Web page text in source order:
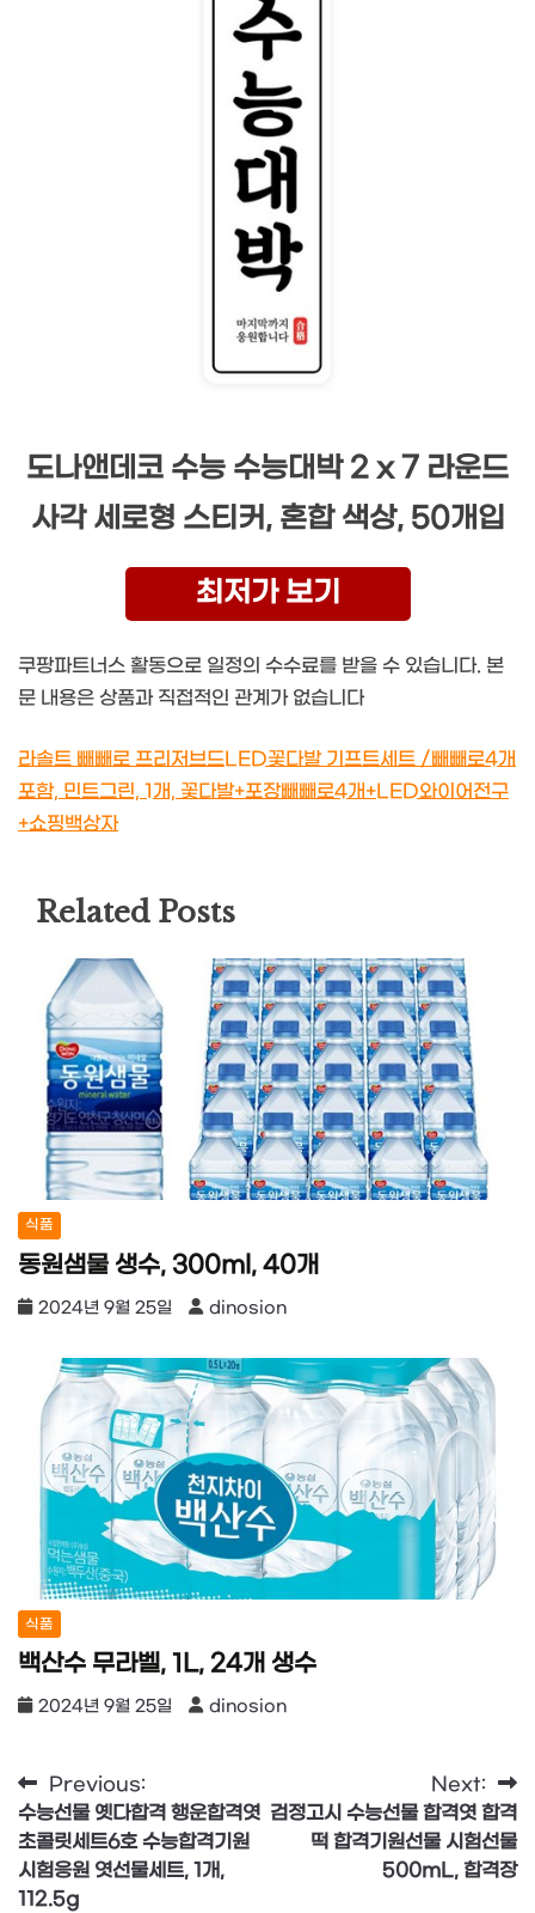
도나앤데코 수능 수능대박 2 x 7 라운드
사각 세로형 스티커, 혼합 색상, 50개입
최저가 보기
쿠팡파트너스 활동으로 일정의 수수료를 받을 수 있습니다. 본
문 내용은 상품과 직접적인 관계가 없습니다
라솔트 빼빼로 프리저브드LED꽃다발 기프트세트 /빼빼로4개
포함, 민트그린, 1개, 꽃다발+포장빼빼로4개+LED와이어전구
+쇼핑백상자
Related Posts
식품
동원샘물 생수, 300ml, 40개
2024년 9월 25일 dinosion
식품
백산수 무라벨, 1L, 24개 생수
2024년 9월 25일 dinosion
글
탐
색
Previous:
수능선물 옛다합격 행운합격엿
초콜릿세트6호 수능합격기원
시험응원 엿선물세트, 1개,
112.5g
Next:
검정고시 수능선물 합격엿 합격
떡 합격기원선물 시험선물
500mL, 합격장